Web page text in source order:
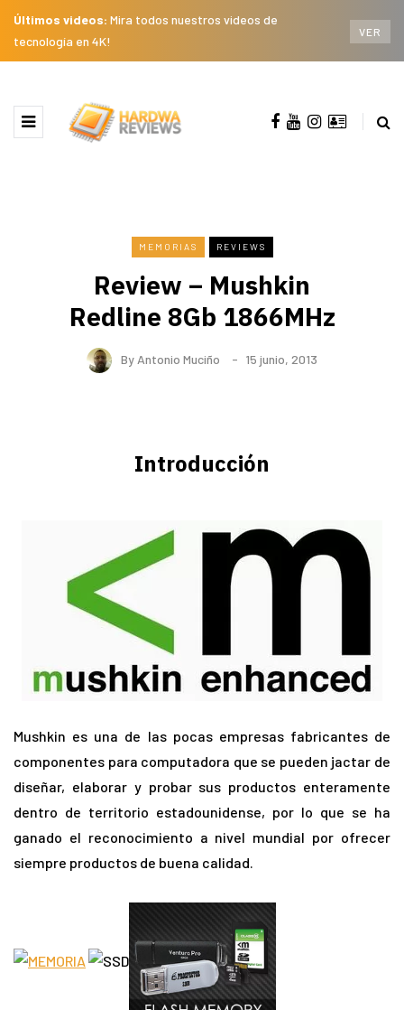
Últimos videos: Mira todos nuestros videos de
tecnología en 4K!
VER
MEMORIAS REVIEWS
Review – Mushkin
Redline 8Gb 1866MHz
By Antonio Muciño 15 junio, 2013
Introducción
Mushkin es una de las pocas empresas fabricantes de
componentes para computadora que se pueden jactar de
diseñar, elaborar y probar sus productos enteramente
dentro de territorio estadounidense, por lo que se ha
ganado el reconocimiento a nivel mundial por ofrecer
siempre productos de buena calidad.